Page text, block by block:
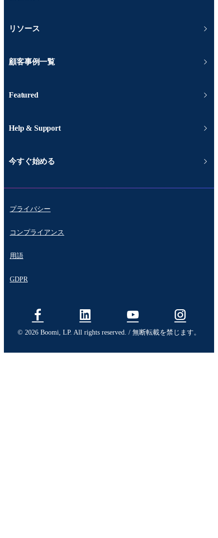
リソース
顧客事例一覧
Featured
Help & Support
今すぐ始める
プライバシー
コンプライアンス
用語
GDPR
© 2026 Boomi, LP. All rights reserved. / 無断転載を禁じます。